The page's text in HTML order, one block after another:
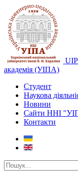
академія (УІПА)
Студент
Наукова
Новини
Сайти ННІ
Контакти